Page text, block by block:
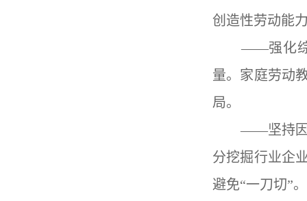
创造性劳动能
——强化综合
量。家庭劳动
局。
——坚持因地
分挖掘行业企
避免“一刀切”。